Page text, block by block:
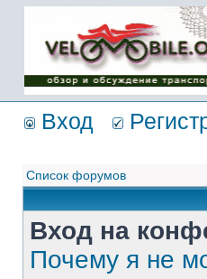
Имя пользователя:
Пароль:
{ LOG_ME_IN_SHORT
}
Вход
Список форумов
Вход на
Почему я не